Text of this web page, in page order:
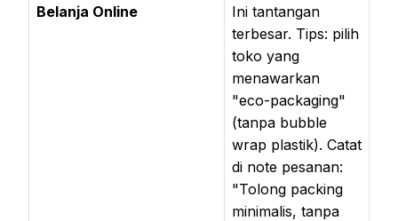
Belanja Online
Ini tantangan
terbesar. Tips: pilih
toko yang
menawarkan
"eco-packaging"
(tanpa bubble
wrap plastik). Catat
di note pesanan:
"Tolong packing
minimalis, tanpa